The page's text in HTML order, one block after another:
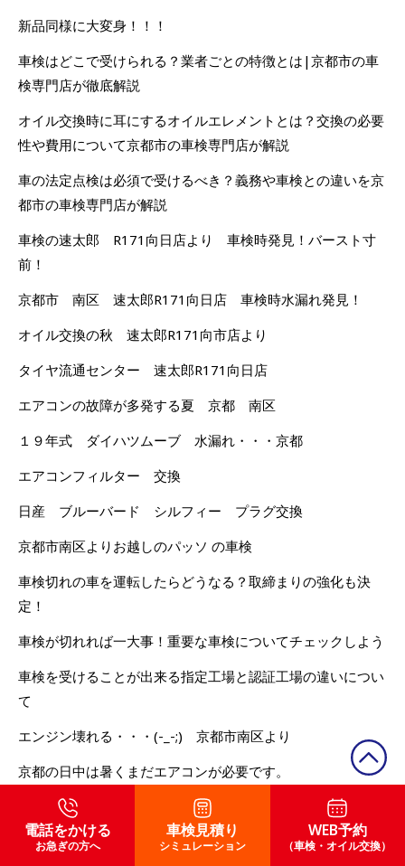
新品同様に大変身！！！
車検はどこで受けられる？業者ごとの特徴とは|京都市の車
検専門店が徹底解説
オイル交換時に耳にするオイルエレメントとは？交換の必要
性や費用について京都市の車検専門店が解説
車の法定点検は必須で受けるべき？義務や車検との違いを京
都市の車検専門店が解説
車検の速太郎 R171向日店より 車検時発見！バースト寸
前！
京都市 南区 速太郎R171向日店 車検時水漏れ発見！
オイル交換の秋 速太郎R171向市店より
タイヤ流通センター 速太郎R171向日店
エアコンの故障が多発する夏 京都 南区
１９年式 ダイハツムーブ 水漏れ・・・京都
エアコンフィルター 交換
日産 ブルーバード シルフィー プラグ交換
京都市南区よりお越しのパッソ の車検
車検切れの車を運転したらどうなる？取締まりの強化も決
定！
車検が切れれば一大事！重要な車検についてチェックしよう
車検を受けることが出来る指定工場と認証工場の違いについ
て
エンジン壊れる・・・(-_-;) 京都市南区より
京都の日中は暑くまだエアコンが必要です。
17年式 ノア バッテリーランプ点灯 京都市伏見区より
ミラ 車検 京都府向日市より
電話をかける
お急ぎの方へ
車検見積り
シミュレーション
WEB予約
（車検・オイル交換）